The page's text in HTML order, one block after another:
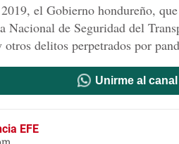
el Gobierno hondureño,
Nacional de Seguridad del
delitos perpetrados por
Unirme al
EFE